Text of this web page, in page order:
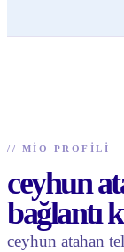
// MIO PROFILI
ceyhun
bağlantı
ceyhun atahan